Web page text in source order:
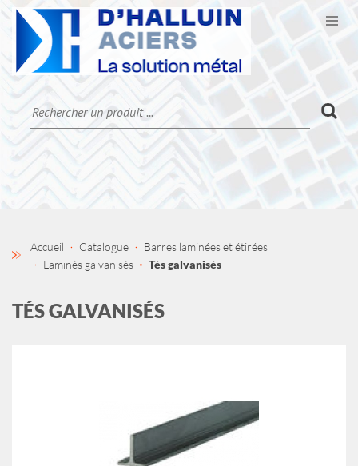
CATALOGUE
LA SOCIÉTÉ
CONTACT
Accueil Catalogue
Barres laminées et étirées
Laminés galvanisés
Tés galvanisés
TÉS GALVANISÉS